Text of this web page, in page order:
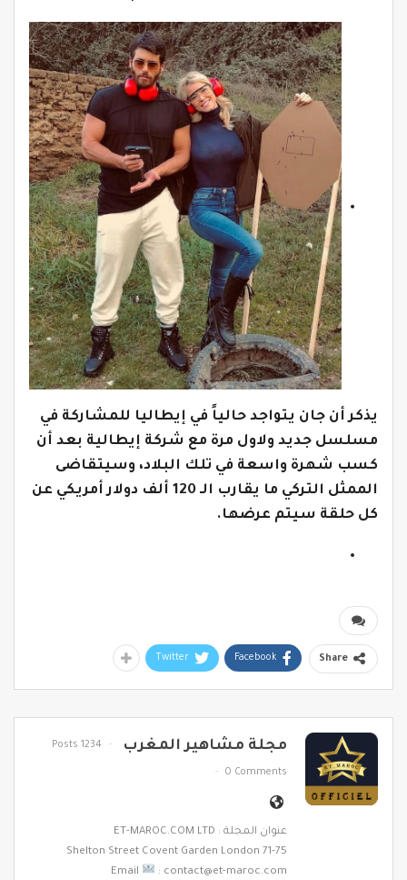
يذكر أن جان يتواجد حالياً في إيطاليا للمشاركة في
مسلسل جديد ولاول مرة مع شركة إيطالية بعد أن
كسب شهرة واسعة في تلك البلاد، وسيتقاضى
الممثل التركي ما يقارب الـ 120 ألف دولار أمريكي عن
كل حلقة سيتم عرضها.
Share
Facebook
Twitter
مجلة مشاهير المغرب 1234 Posts
0 Comments
عنوان المجلة : ET-MAROC.COM LTD
71-75 Shelton Street Covent Garden London
Email
: contact@et-maroc.com